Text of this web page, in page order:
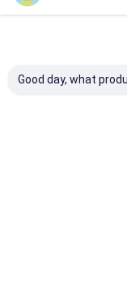
Colore di
2026
Good day, what